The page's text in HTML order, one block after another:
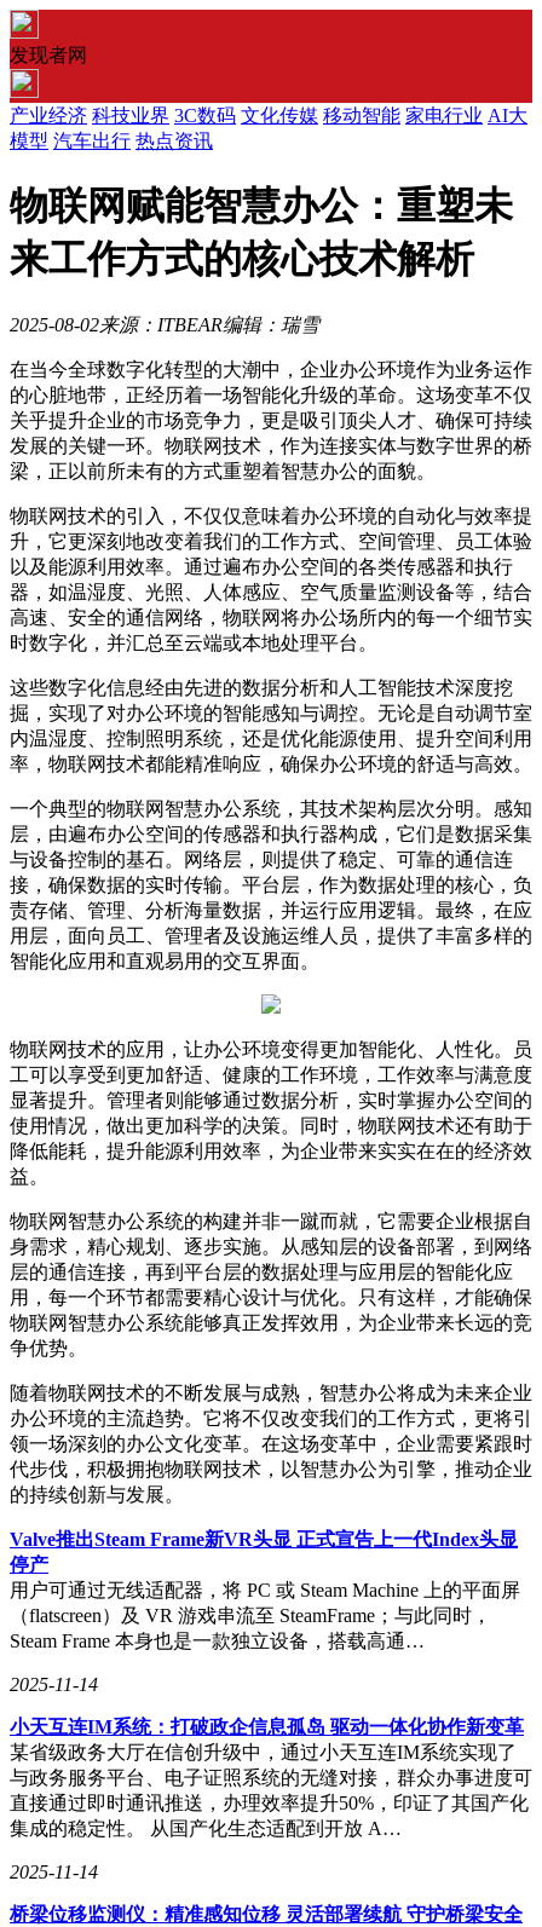
发现者网
产业经济 科技业界 3C数码 文化传媒 移动智能 家电行业 AI大
模型 汽车出行 热点资讯
物联网赋能智慧办公：重塑未
来工作方式的核心技术解析
2025-08-02来源：ITBEAR编辑：瑞雪
在当今全球数字化转型的大潮中，企业办公环境作为业务运作
的心脏地带，正经历着一场智能化升级的革命。这场变革不仅
关乎提升企业的市场竞争力，更是吸引顶尖人才、确保可持续
发展的关键一环。物联网技术，作为连接实体与数字世界的桥
梁，正以前所未有的方式重塑着智慧办公的面貌。
物联网技术的引入，不仅仅意味着办公环境的自动化与效率提
升，它更深刻地改变着我们的工作方式、空间管理、员工体验
以及能源利用效率。通过遍布办公空间的各类传感器和执行
器，如温湿度、光照、人体感应、空气质量监测设备等，结合
高速、安全的通信网络，物联网将办公场所内的每一个细节实
时数字化，并汇总至云端或本地处理平台。
这些数字化信息经由先进的数据分析和人工智能技术深度挖
掘，实现了对办公环境的智能感知与调控。无论是自动调节室
内温湿度、控制照明系统，还是优化能源使用、提升空间利用
率，物联网技术都能精准响应，确保办公环境的舒适与高效。
一个典型的物联网智慧办公系统，其技术架构层次分明。感知
层，由遍布办公空间的传感器和执行器构成，它们是数据采集
与设备控制的基石。网络层，则提供了稳定、可靠的通信连
接，确保数据的实时传输。平台层，作为数据处理的核心，负
责存储、管理、分析海量数据，并运行应用逻辑。最终，在应
用层，面向员工、管理者及设施运维人员，提供了丰富多样的
智能化应用和直观易用的交互界面。
物联网技术的应用，让办公环境变得更加智能化、人性化。员
工可以享受到更加舒适、健康的工作环境，工作效率与满意度
显著提升。管理者则能够通过数据分析，实时掌握办公空间的
使用情况，做出更加科学的决策。同时，物联网技术还有助于
降低能耗，提升能源利用效率，为企业带来实实在在的经济效
益。
物联网智慧办公系统的构建并非一蹴而就，它需要企业根据自
身需求，精心规划、逐步实施。从感知层的设备部署，到网络
层的通信连接，再到平台层的数据处理与应用层的智能化应
用，每一个环节都需要精心设计与优化。只有这样，才能确保
物联网智慧办公系统能够真正发挥效用，为企业带来长远的竞
争优势。
随着物联网技术的不断发展与成熟，智慧办公将成为未来企业
办公环境的主流趋势。它将不仅改变我们的工作方式，更将引
领一场深刻的办公文化变革。在这场变革中，企业需要紧跟时
代步伐，积极拥抱物联网技术，以智慧办公为引擎，推动企业
的持续创新与发展。
Valve推出Steam Frame新VR头显 正式宣告上一代Index头显
停产
用户可通过无线适配器，将 PC 或 Steam Machine 上的平面屏
（flatscreen）及 VR 游戏串流至 SteamFrame；与此同时，
Steam Frame 本身也是一款独立设备，搭载高通…
2025-11-14
小天互连IM系统：打破政企信息孤岛 驱动一体化协作新变革
某省级政务大厅在信创升级中，通过小天互连IM系统实现了
与政务服务平台、电子证照系统的无缝对接，群众办事进度可
直接通过即时通讯推送，办理效率提升50%，印证了其国产化
集成的稳定性。 从国产化生态适配到开放 A…
2025-11-14
桥梁位移监测仪：精准感知位移 灵活部署续航 守护桥梁安全